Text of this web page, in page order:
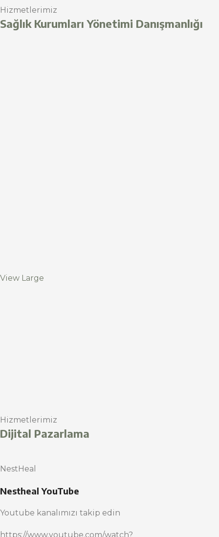
Hizmetlerimiz
Sağlık Kurumları Yönetimi Danışmanlığı
View Large
Hizmetlerimiz
Dijital Pazarlama
NestHeal
Nestheal YouTube
Youtube kanalımızı takip edin
https://www.youtube.com/watch?